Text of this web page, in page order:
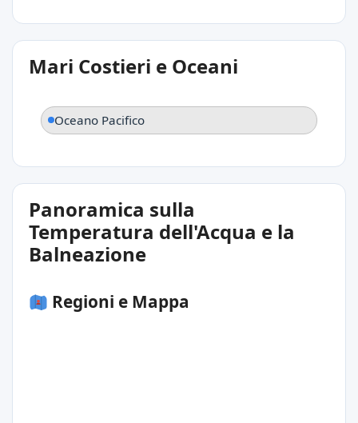
Mari Costieri e Oceani
Oceano Pacifico
Panoramica sulla
Temperatura dell'Acqua e la
Balneazione
Regioni e Mappa